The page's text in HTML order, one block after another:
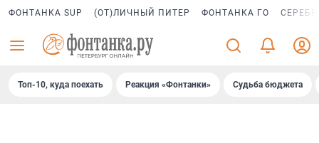
ФОНТАНКА SUP (ОТ)ЛИЧНЫЙ ПИТЕР ФОНТАНКА ГО
Топ-10, куда поехать Реакция «Фонтанки» Судьба бюджета